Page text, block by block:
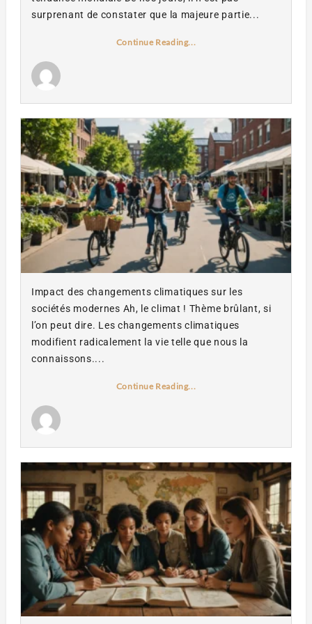
surprenant de constater que la majeure partie...
Continue Reading...
Impact des changements climatiques sur les
sociétés modernes Ah, le climat ! Thème brûlant, si
l’on peut dire. Les changements climatiques
modifient radicalement la vie telle que nous la
connaissons....
Continue Reading...